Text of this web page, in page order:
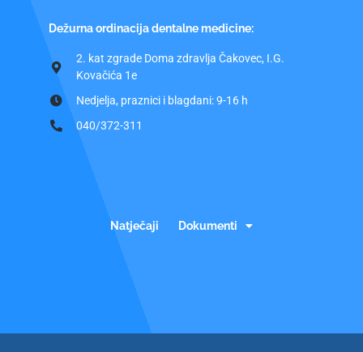
Dežurna ordinacija dentalne medicine:
2. kat zgrade Doma zdravlja Čakovec, I.G.
Kovačića 1e
Nedjelja, praznici i blagdani: 9-16 h
040/372-311
Natječaji Dokumenti